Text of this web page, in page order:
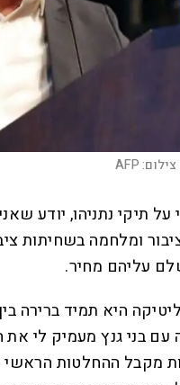
צילום:AFP
תיקי נתניהו, יודע
ומלחמה בשחיתות
עליהם מחיר.
היא תמיד ברירה
עם בני גנץ מעמיק לי
מקבל ההחלטות הראשי